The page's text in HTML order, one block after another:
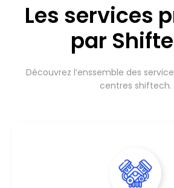
Les services
par
Découvrez l’enssemble des
centres shiftech.